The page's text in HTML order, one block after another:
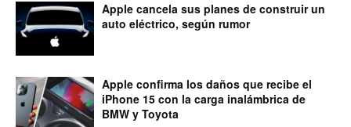
Apple cancela sus planes de construir un
auto eléctrico, según rumor
Apple confirma los daños que recibe el
iPhone 15 con la carga inalámbrica de
BMW y Toyota